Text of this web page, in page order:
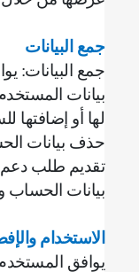
جمع البيانات
جمع البيانات:
بيانات المستخدم
لها أو إضافتها
حذف بيانات
تقديم طلب دعم
بيانات الحساب
الاستخدام
يوافق المستخدم